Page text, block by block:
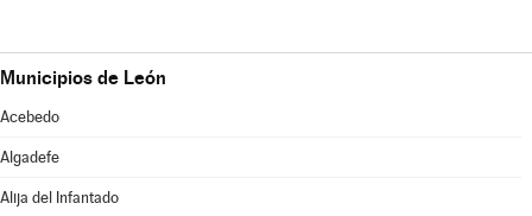
Municipios de León
Acebedo
Algadefe
Alija del Infantado